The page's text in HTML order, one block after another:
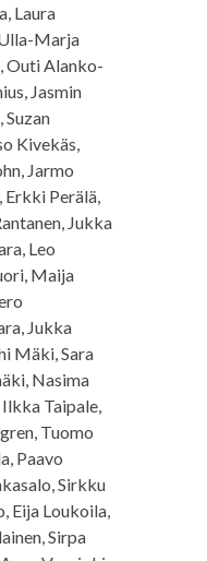
Laura
Marja
Outi Alanko-
Jasmin
Kivekäs,
Jarmo
Perälä,
Jukka
Leo
Maija
Jukka
Mäki, Sara
Nasima
Taipale,
Tuomo
Paavo
Sirkku
Eija Loukoila,
Sirpa